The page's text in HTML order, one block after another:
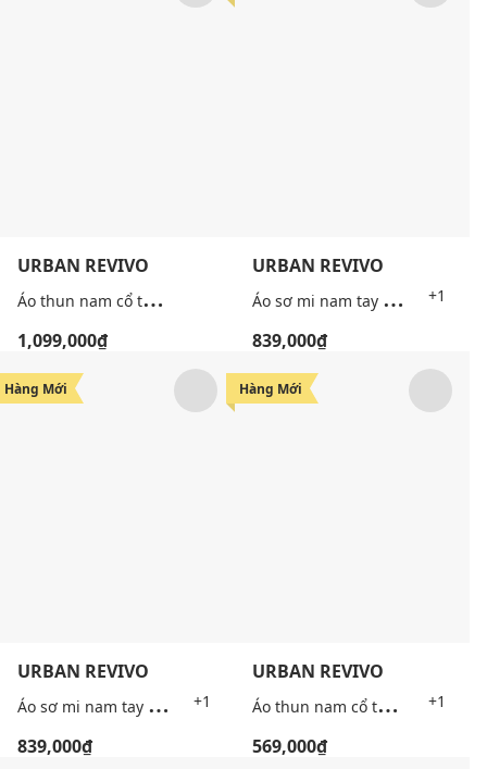
URBAN REVIVO
Á
o thun nam cổ tròn tay ngắn thêu họa tiết
1,099,000₫
URBAN REVIVO
Á
o sơ mi nam tay ngắn phối màu tương phản +1
839,000₫
Hàng Mới
URBAN REVIVO
Á
o sơ mi nam tay ngắn phối màu tương phản +1
839,000₫
Hàng Mới
URBAN REVIVO
Á
o thun nam cổ tròn tay ngắn thêu patch +1
569,000₫